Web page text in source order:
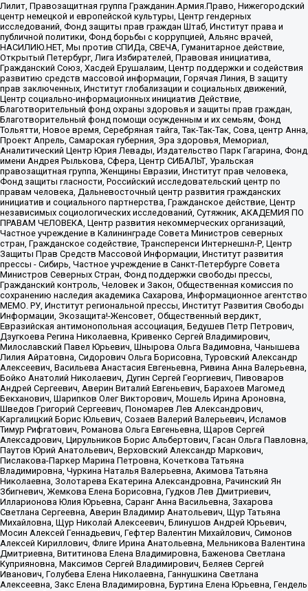
Лилит, Правозащитная группа Гражданин.Армия.Право, Нижегородский
центр немецкой и европейской культуры, Центр гендерных
исследований, Фонд защиты прав граждан Штаб, Институт права и
публичной политики, Фонд борьбы с коррупцией, Альянс врачей,
НАСИЛИЮ.НЕТ, Мы против СПИДа, СВЕЧА, Гуманитарное действие,
Открытый Петербург, Лига Избирателей, Правовая инициатива,
Гражданский Союз, Хасдей Ерушалаим, Центр поддержки и содействия
развитию средств массовой информации, Горячая Линия, В защиту
прав заключенных, Институт глобализации и социальных движений,
Центр социально-информационных инициатив Действие,
Благотворительный фонд охраны здоровья и защиты прав граждан,
Благотворительный фонд помощи осужденным и их семьям, Фонд
Тольятти, Новое время, Серебряная тайга, Так-Так-Так, Сова, центр Анна,
Проект Апрель, Самарская губерния, Эра здоровья, Мемориал,
Аналитический Центр Юрия Левады, Издательство Парк Гагарина, Фонд
имени Андрея Рылькова, Сфера, Центр СИБАЛЬТ, Уральская
правозащитная группа, Женщины Евразии, Институт прав человека,
Фонд защиты гласности, Российский исследовательский центр по
правам человека, Дальневосточный центр развития гражданских
инициатив и социального партнерства, Гражданское действие, Центр
независимых социологических исследований, Сутяжник, АКАДЕМИЯ ПО
ПРАВАМ ЧЕЛОВЕКА, Центр развития некоммерческих организаций,
Частное учреждение в Калининграде Совета Министров северных
стран, Гражданское содействие, Трансперенси Интернешнл-Р, Центр
Защиты Прав Средств Массовой Информации, Институт развития
прессы - Сибирь, Частное учреждение в Санкт-Петербурге Совета
Министров Северных Стран, Фонд поддержки свободы прессы,
Гражданский контроль, Человек и Закон, Общественная комиссия по
сохранению наследия академика Сахарова, Информационное агентство
МЕМО. РУ, Институт региональной прессы, Институт Развития Свободы
Информации, Экозащита!-Женсовет, Общественный вердикт,
Евразийская антимонопольная ассоциация, Бедушев Петр Петрович,
Дзугкоева Регина Николаевна, Кривенко Сергей Владимирович,
Милославский Павел Юрьевич, Шнырова Ольга Вадимовна, Чанышева
Лилия Айратовна, Сидорович Ольга Борисовна, Туровский Александр
Алексеевич, Васильева Анастасия Евгеньевна, Ривина Анна Валерьевна,
Бойко Анатолий Николаевич, Дугин Сергей Георгиевич, Пивоваров
Андрей Сергеевич, Аверин Виталий Евгеньевич, Барахоев Магомед
Бекханович, Шарипков Олег Викторович, Мошель Ирина Ароновна,
Шведов Григорий Сергеевич, Пономарев Лев Александрович,
Каргалицкий Борис Юльевич, Созаев Валерий Валерьевич, Исламов
Тимур Рифгатович, Романова Ольга Евгеньевна, Щаров Сергей
Алексадрович, Цирульников Борис Альбертович, Гасан Ольга Павловна,
Паутов Юрий Анатольевич, Верховский Александр Маркович,
Пислакова-Паркер Марина Петровна, Кочеткова Татьяна
Владимировна, Чуркина Наталья Валерьевна, Акимова Татьяна
Николаевна, Золотарева Екатерина Александровна, Рачинский Ян
Збигневич, Жемкова Елена Борисовна, Гудков Лев Дмитриевич,
Илларионова Юлия Юрьевна, Саранг Анна Васильевна, Захарова
Светлана Сергеевна, Аверин Владимир Анатольевич, Щур Татьяна
Михайловна, Щур Николай Алексеевич, Блинушов Андрей Юрьевич,
Мосин Алексей Геннадьевич, Гефтер Валентин Михайлович, Симонов
Алексей Кириллович, Флиге Ирина Анатольевна, Мельникова Валентина
Дмитриевна, Вититинова Елена Владимировна, Баженова Светлана
Куприяновна, Максимов Сергей Владимирович, Беляев Сергей
Иванович, Голубева Елена Николаевна, Ганнушкина Светлана
Алексеевна, Закс Елена Владимировна, Буртина Елена Юрьевна, Гендель